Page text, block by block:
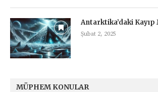
Antarktika’daki
Şubat 2, 2025
MÜPHEM KONULAR